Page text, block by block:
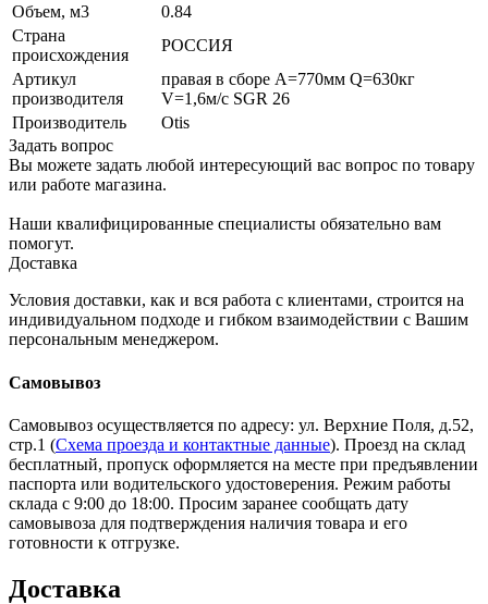
Объем, м3
0.84
Страна
происхождения
РОССИЯ
Артикул
производителя
правая в сборе A=770мм Q=630кг
V=1,6м/с SGR 26
Производитель
Otis
Задать вопрос
Вы можете задать любой интересующий вас вопрос по товару
или работе магазина.
Наши квалифицированные специалисты обязательно вам
помогут.
Доставка
Условия доставки, как и вся работа с клиентами, строится на
индивидуальном подходе и гибком взаимодействии с Вашим
персональным менеджером.
Самовывоз
Самовывоз осуществляется по адресу: ул. Верхние Поля, д.52,
стр.1 (Схема проезда и контактные данные). Проезд на склад
бесплатный, пропуск оформляется на месте при предъявлении
паспорта или водительского удостоверения. Режим работы
склада с 9:00 до 18:00. Просим заранее сообщать дату
самовывоза для подтверждения наличия товара и его
готовности к отгрузке.
Доставка